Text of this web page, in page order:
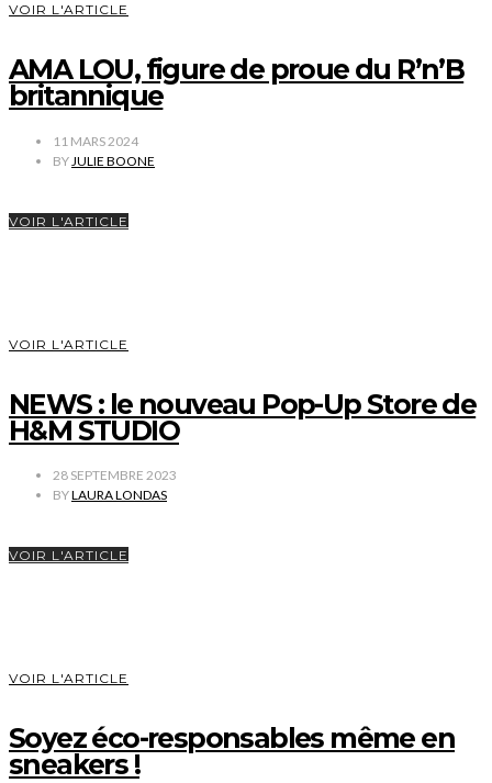
VOIR L'ARTICLE
AMA LOU, figure de proue du R’n’B
britannique
11 MARS 2024
BY JULIE BOONE
VOIR L'ARTICLE
VOIR L'ARTICLE
NEWS : le nouveau Pop-Up Store de
H&M STUDIO
28 SEPTEMBRE 2023
BYLAURA LONDAS
VOIR L'ARTICLE
VOIR L'ARTICLE
Soyez éco-responsables même en
sneakers !